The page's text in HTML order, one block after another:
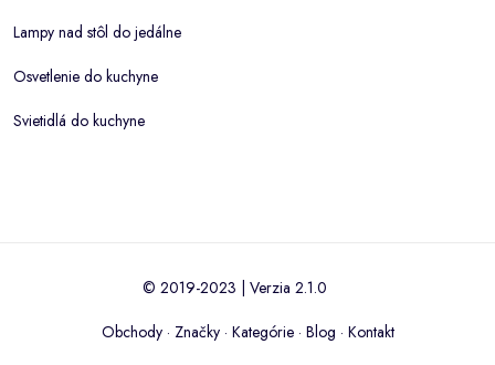
Lampy nad stôl do jedálne
Osvetlenie do kuchyne
Svietidlá do kuchyne
© 2019-2023 | Verzia 2.1.0
Obchody· Značky· Kategórie· Blog · Kontakt